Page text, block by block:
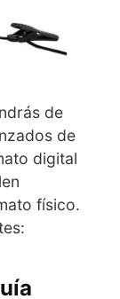
de
de
digital
físico.